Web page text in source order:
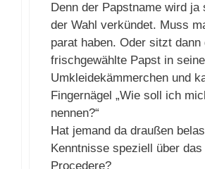
Denn der Papstname wird ja
der Wahl verkündet. Muss
parat haben. Oder sitzt dann
frischgewählte Papst in
Umkleidekämmerchen und
Fingernägel „Wie soll ich
nennen?“
Hat jemand da draußen
Kenntnisse speziell über
Procedere?